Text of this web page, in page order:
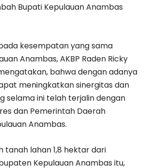
Bupati Kepulauan Anambas
kesempatan yang sama
Anambas, AKBP Raden Ricky
bahwa dengan adanya
meningkatkan sinergitas dan
selama ini telah terjalin dengan
dan Pemerintah Daerah
Anambas.
tanah lahan 1,8 hektar dari
Kepulauan Anambas itu,